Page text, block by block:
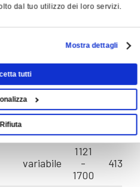
dal tuo utilizzo dei loro servizi.
Mostra dettagli
tutti
Rifiuta
variabile
630
-
202 -
variabile
1925
variabile
-
295 -
variabile
1121
-
1700
413 -